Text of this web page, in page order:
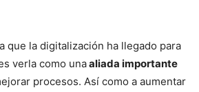
que la digitalización ha llegado para
verla como unaaliada importante
procesos. Así como a aumentar